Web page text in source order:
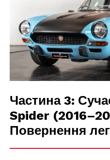
Частина 3:
Spider
Повернення